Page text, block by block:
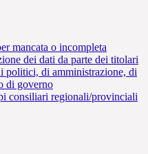
mancata o incompleta
dei dati da parte dei titolari
politici, di amministrazione, di
di governo
consiliari regionali/provinciali